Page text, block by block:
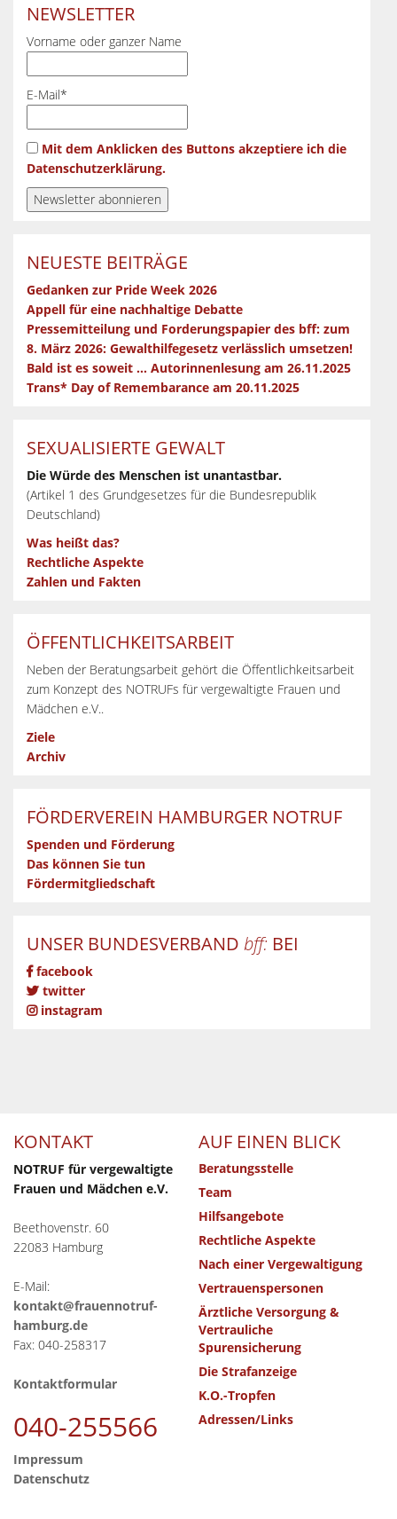
NEWSLETTER
Vorname oder ganzer Name
E-Mail*
Mit dem Anklicken des Buttons akzeptiere ich die
Datenschutzerklärung.
NEUESTE BEITRÄGE
Gedanken zur Pride Week 2026
Appell für eine nachhaltige Debatte
Pressemitteilung und Forderungspapier des bff: zum
8. März 2026: Gewalthilfegesetz verlässlich umsetzen!
Bald ist es soweit … Autorinnenlesung am 26.11.2025
Trans* Day of Remembarance am 20.11.2025
SEXUALISIERTE GEWALT
Die Würde des Menschen ist unantastbar.
(Artikel 1 des Grundgesetzes für die Bundesrepublik
Deutschland)
Was heißt das?
Rechtliche Aspekte
Zahlen und Fakten
ÖFFENTLICHKEITSARBEIT
Neben der Beratungsarbeit gehört die Öffentlichkeitsarbeit
zum Konzept des NOTRUFs für vergewaltigte Frauen und
Mädchen e.V..
Ziele
Archiv
FÖRDERVEREIN HAMBURGER NOTRUF
Spenden und Förderung
Das können Sie tun
Fördermitgliedschaft
UNSER BUNDESVERBAND bff: BEI
facebook
twitter
instagram
KONTAKT
NOTRUF für vergewaltigte
Frauen und Mädchen e.V.
Beethovenstr. 60
22083 Hamburg
E-Mail:
kontakt@frauennotruf-
hamburg.de
Fax: 040-258317
Kontaktformular
040-255566
Impressum
Datenschutz
AUF EINEN BLICK
Beratungsstelle
Team
Hilfsangebote
Rechtliche Aspekte
Nach einer Vergewaltigung
Vertrauenspersonen
Ärztliche Versorgung &
Vertrauliche
Spurensicherung
Die Strafanzeige
K.O.-Tropfen
Adressen/Links